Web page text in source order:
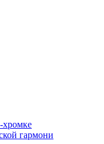
хромке
гармони